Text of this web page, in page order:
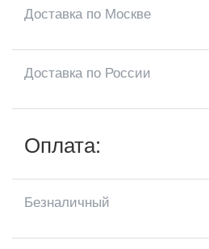
Доставка по Москве
Доставка по России
Оплата:
Безналичный